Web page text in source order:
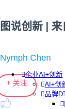
企业AI+创新
AI+创
品牌
图说创新 |
Nymph Chen
+ 关注